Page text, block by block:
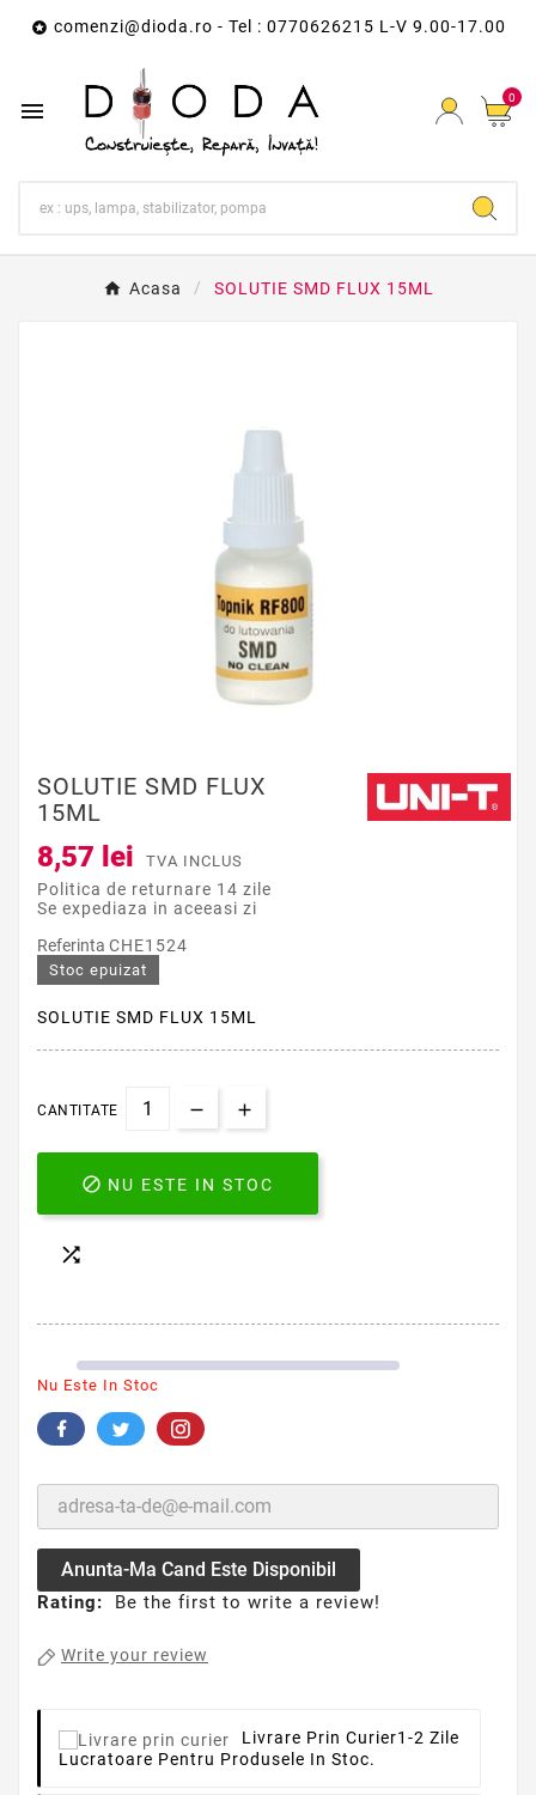
 comenzi@dioda.ro - Tel : 0770626215 L-V 9.00-17.00
 0
Acasa SOLUTIE SMD FLUX 15ML
SOLUTIE SMD FLUX
15ML
8,57 lei TVA INCLUS
Politica de returnare 14 zile
Se expediaza in aceeasi zi
Referinta CHE1524
Stoc epuizat
SOLUTIE SMD FLUX 15ML
CANTITATE
 NU ESTE IN STOC

Nu Este In Stoc
Anunta-Ma Cand Este Disponibil
Rating: Be the first to write a review!
Write your review
Livrare Prin Curier1-2 Zile
Lucratoare Pentru Produsele In Stoc.